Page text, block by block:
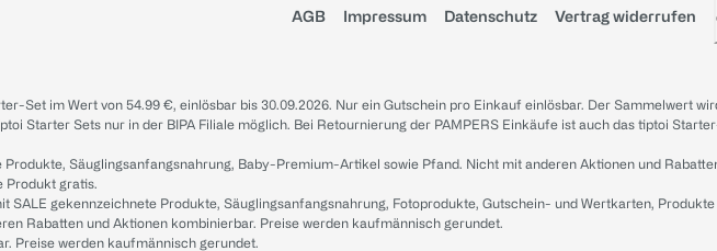
AGB Impressum Datenschutz Vertrag widerrufen
Set im Wert von 54.99 €, einlösbar bis 30.09.2026. Nur ein Gutschein pro Einkauf einlösbar. Der Sammelwert
Starter Sets nur in der BIPA Filiale möglich. Bei Retournierung der PAMPERS Einkäufe ist auch das tiptoi
Säuglingsanfangsnahrung, Baby-Premium-Artikel sowie Pfand. Nicht mit anderen Aktionen und
Produkt gratis.
SALE gekennzeichnete Produkte, Säuglingsanfangsnahrung, Fotoprodukte, Gutschein- und Wertkarten,
Rabatten und Aktionen kombinierbar. Preise werden kaufmännisch gerundet.
Preise werden kaufmännisch gerundet.